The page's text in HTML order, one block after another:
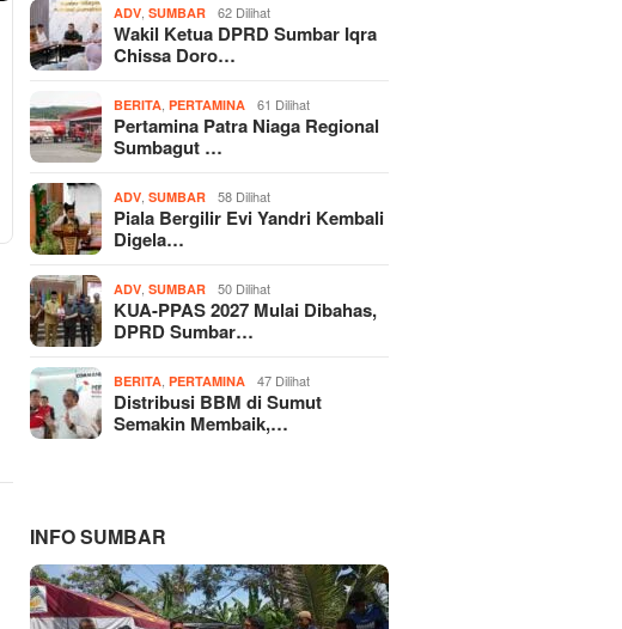
ADV ,SUMBAR 62 Dilihat
Wakil Ketua DPRD Sumbar Iqra
Chissa Doro…
BERITA ,PERTAMINA 61 Dilihat
Pertamina Patra Niaga Regional
Sumbagut …
ADV ,SUMBAR 58 Dilihat
Piala Bergilir Evi Yandri Kembali
Digela…
ADV ,SUMBAR 50 Dilihat
KUA-PPAS 2027 Mulai Dibahas,
DPRD Sumbar…
BERITA ,PERTAMINA 47 Dilihat
Distribusi BBM di Sumut
Semakin Membaik,…
INFO SUMBAR